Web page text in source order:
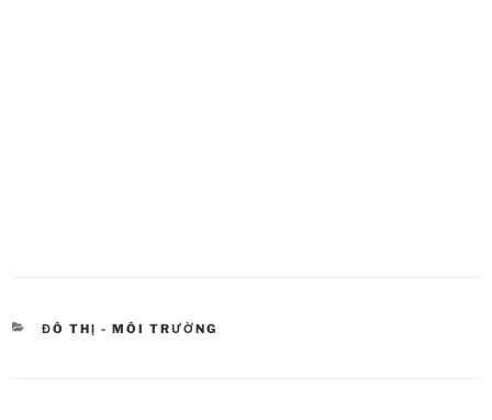
DANH
ĐÔ THỊ - MÔI TRƯỜNG